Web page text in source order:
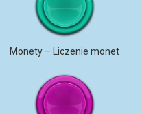
Monety – Liczenie monet